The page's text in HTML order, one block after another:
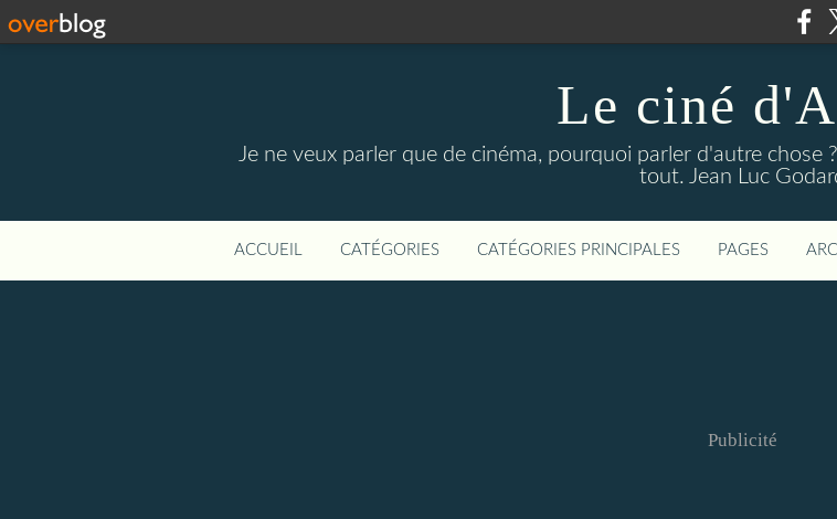
Le ciné
Je ne veux parler que de cinéma, pourquoi parler d'autre chose
tout. Jean Luc
ACCUEIL CATÉGORIES CATÉGORIES PRINCIPALES PAGES
Publicité